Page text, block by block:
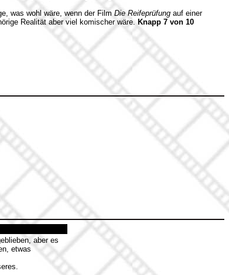
was wohl wäre, wenn der Film Die Reifeprüfung auf einer
Realität aber viel komischer wäre. Knapp 7 von 10
aber es
etwas